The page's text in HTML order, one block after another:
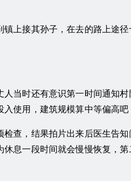
接其孙子，在去的路上途
时还有意识第一时间通知
使用，建筑规模算中等偏高吧
，结果拍片出来后医生告
息一段时间就会慢慢恢复，